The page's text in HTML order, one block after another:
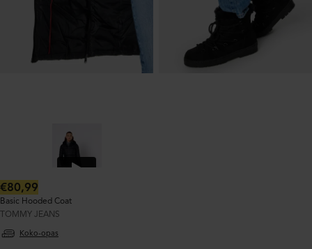
Normaalihinta:
€80,99
Basic Hooded Coat
TOMMY JEANS
Koko-opas